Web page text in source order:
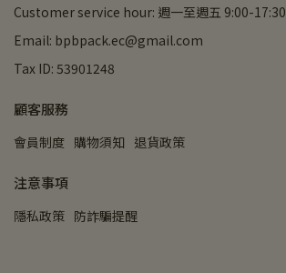
Customer service hour: 週一至週五 9:00-17:30
Email: bpbpack.ec@gmail.com
Tax ID: 53901248
顧客服務
會員制度 購物須知 退貨政策
注意事項
隱私政策 防詐騙提醒